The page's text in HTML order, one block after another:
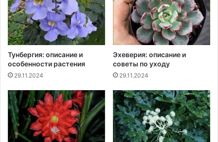
Тунбергия: описание и
особенности растения
29.11.2024
Эхеверия: описание и
советы по уходу
29.11.2024